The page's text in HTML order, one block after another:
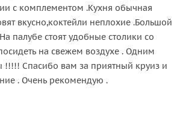
с комплементом .Кухня обычная
вкусно,коктейли неплохие .Большой
палубе стоят удобные столики со
на свежем воздухе . Одним
Спасибо вам за приятный круиз и
. Очень рекомендую .